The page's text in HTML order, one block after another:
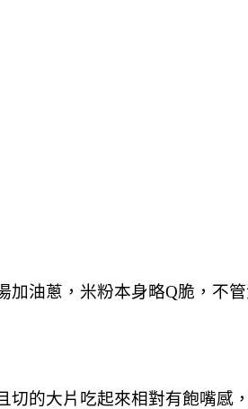
加油蔥，米粉本身略Q脆，不
切的大片吃起來相對有飽嘴感